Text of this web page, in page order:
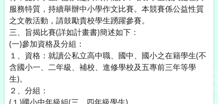
服務特質，持續舉辦中小學作文比賽。本競賽係公益性質
之文教活動，請鼓勵貴校學生踴躍參賽。
三、旨揭比賽(詳如計畫書)簡述如下：
(一)參加資格及分組：
１、資格：就讀公私立高中職、國中、國小之在籍學生(不
含國小一、二年級、補校、進修學校及五專前三年等學
生)。
２、分組：